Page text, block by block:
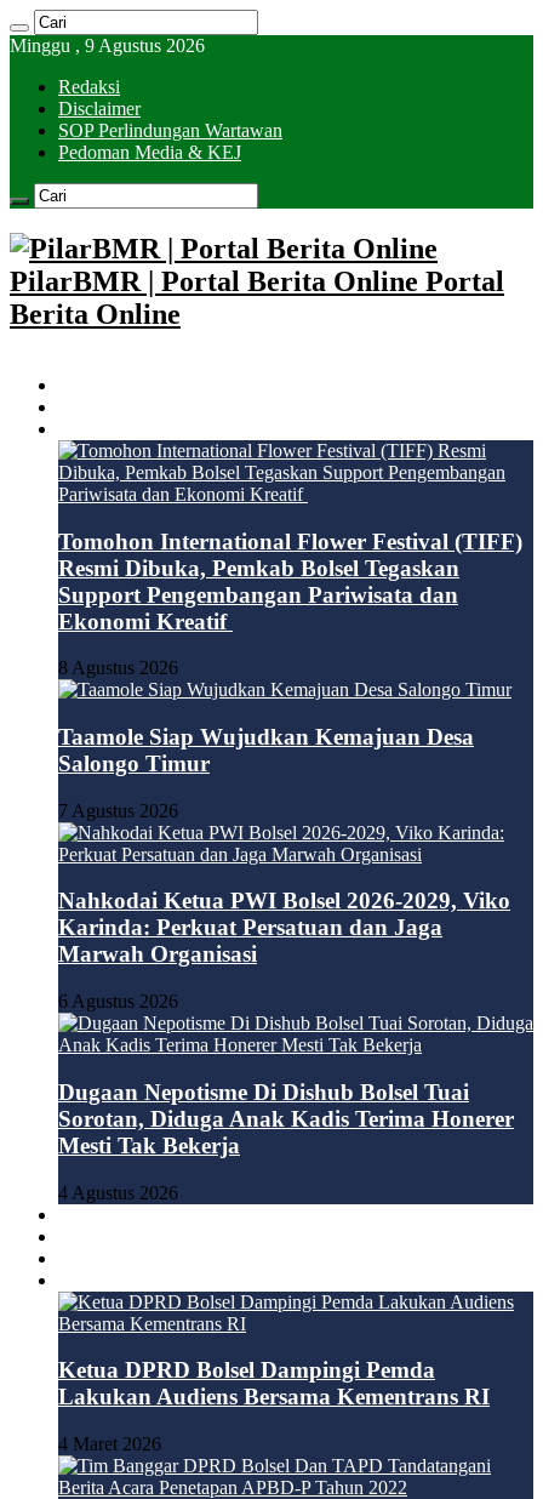
Minggu , 9 Agustus 2026
Redaksi
Disclaimer
SOP Perlindungan Wartawan
Pedoman Media & KEJ
PilarBMR | Portal Berita Online Portal
Berita Online
Tomohon International Flower Festival (TIFF)
Resmi Dibuka, Pemkab Bolsel Tegaskan
Support Pengembangan Pariwisata dan
Ekonomi Kreatif
8 Agustus 2026
Taamole Siap Wujudkan Kemajuan Desa
Salongo Timur
7 Agustus 2026
Nahkodai Ketua PWI Bolsel 2026-2029, Viko
Karinda: Perkuat Persatuan dan Jaga
Marwah Organisasi
6 Agustus 2026
Dugaan Nepotisme Di Dishub Bolsel Tuai
Sorotan, Diduga Anak Kadis Terima Honerer
Mesti Tak Bekerja
4 Agustus 2026
Ketua DPRD Bolsel Dampingi Pemda
Lakukan Audiens Bersama Kementrans RI
4 Maret 2026